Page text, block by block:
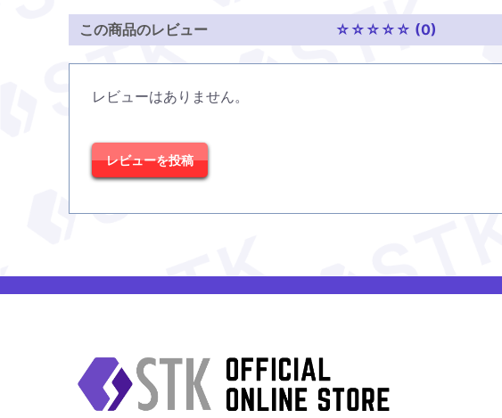
この商品のレビュー ☆☆☆☆☆ (0)
レビューはありません。
レビューを投稿